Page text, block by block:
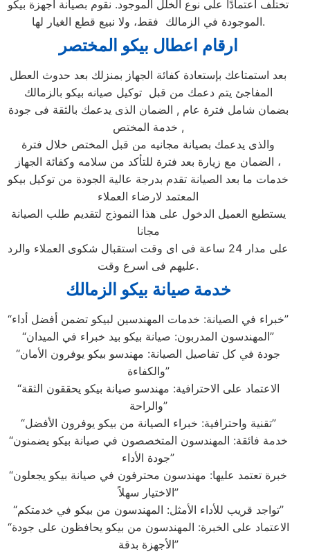
تختلف اعتمادًا على نوع الخلل الموجود. نقوم بصيانة أجهزة بيكو
الموجودة في الزمالك فقط، ولا نبيع قطع الغيار لها.
ارقام اعطال بيكو المختصر
بعد استمتاعك بإستعادة كفائة الجهاز بمنزلك بعد حدوث العطل
المفاجئ يتم دعمك من قبل توكيل صيانه بيكو بالزمالك
بضمان شامل فترة عام , الضمان الذى يدعمك بالثقة فى جودة
خدمة المختص ,
والذى يدعمك بصيانة مجانيه من قبل المختص خلال فترة
الضمان مع زيارة بعد فترة للتأكد من سلامه وكفائة الجهاز ،
خدمات ما بعد الصيانة تقدم بدرجة عالية الجودة من توكيل بيكو
المعتمد لارضاء العملاء
يستطيع العميل الدخول على هذا النموذج لتقديم طلب الصيانة
مجانا
على مدار 24 ساعة فى اى وقت استقبال شكوى العملاء والرد
عليهم فى اسرع وقت.
خدمة صيانة بيكو الزمالك
“خبراء في الصيانة: خدمات المهندسين لبيكو تضمن أفضل أداء”
“المهندسون المدربون: صيانة بيكو بيد خبراء في الميدان”
“جودة في كل تفاصيل الصيانة: مهندسو بيكو يوفرون الأمان
والكفاءة”
“الاعتماد على الاحترافية: مهندسو صيانة بيكو يحققون الثقة
والراحة”
“تقنية واحترافية: خبراء الصيانة من بيكو يوفرون الأفضل”
“خدمة فائقة: المهندسون المتخصصون في صيانة بيكو يضمنون
جودة الأداء”
“خبرة تعتمد عليها: مهندسون محترفون في صيانة بيكو يجعلون
الاختيار سهلاً”
“تواجد قريب للأداء الأمثل: المهندسون من بيكو في خدمتكم”
“الاعتماد على الخبرة: المهندسون من بيكو يحافظون على جودة
الأجهزة بدقة”